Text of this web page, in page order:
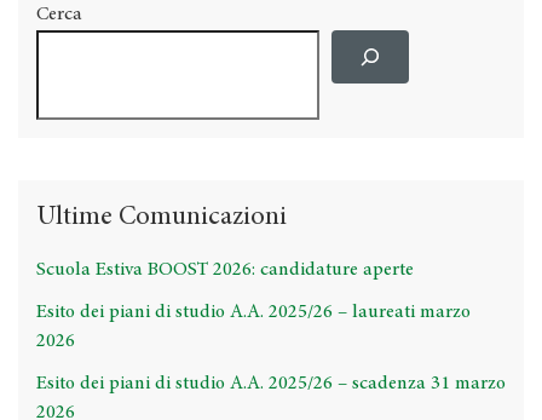
Cerca
Ultime Comunicazioni
Scuola Estiva BOOST 2026: candidature aperte
Esito dei piani di studio A.A. 2025/26 – laureati marzo
2026
Esito dei piani di studio A.A. 2025/26 – scadenza 31 marzo
2026